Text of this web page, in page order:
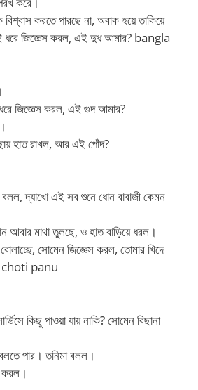
করতে পারছে না, অবাক হয়ে তাকিয়ে
ধরে জিজ্ঞেস করল, এই দুধ আমার? bangla
জিজ্ঞেস করল, এই গুদ আমার?
হাত রাখল, আর এই পোঁদ?
বলল, দ্যাখো এই সব শুনে ধোন বাবাজী কেমন
আবার মাথা তুলছে, ও হাত বাড়িয়ে ধরল।
সোমেন জিজ্ঞেস করল, তোমার খিদে
choti panu
কিছু পাওয়া যায় নাকি? সোমেন বিছানা
পার। তনিমা বলল।
করল।